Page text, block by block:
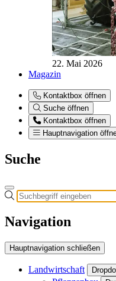
22. Mai 2026
Magazin
Kontaktbox öffnen
Suche öffnen
Kontaktbox öffnen
Hauptnavigation
Suche
Navigation
Hauptnavigation schließen
Landwirtschaft